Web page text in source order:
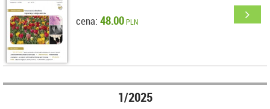
cena: 48.00PLN
1/2025